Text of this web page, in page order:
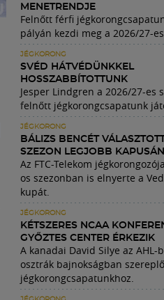
MENETRENDJE
Felnőtt férfi
pályán kezdi meg a 2026/27-
JÉGKORONG
SVÉD HÁTVÉDÜNKKEL
HOSSZABBÍTOTTUNK
Jesper Lindgren a 2026/27-es
felnőtt jégkorongcsapatunk
JÉGKORONG
BÁLIZS BENCÉT
SZEZON LEGJOBB
Az FTC-Telekom
os szezonban is elnyerte a
kupát.
JÉGKORONG
KÉTSZERES NCAA
GYŐZTES CENTER ÉRKEZIK
A kanadai David Silye az AHL-
osztrák bajnokságban
jégkorongcsapatunkhoz.